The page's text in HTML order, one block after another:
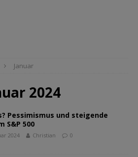
Januar
2024
Pessimismus und steigende
S&P 500
2024 Christian 0